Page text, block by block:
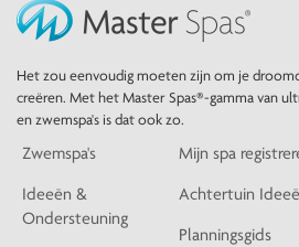
Het zou eenvoudig moeten zijn om je
creëren. Met het Master Spas®-gamma van
en zwemspa's is dat ook zo.
Zwemspa's
Ideeën &
Ondersteuning
Mijn spa
Achtertuin
Planningsgids